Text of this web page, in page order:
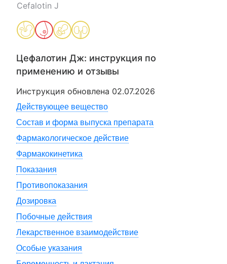
Cefalotin J
Цефалотин Дж: инструкция по
применению и отзывы
Инструкция обновлена 02.07.2026
Действующее вещество
Состав и форма выпуска препарата
Фармакологическое действие
Фармакокинетика
Показания
Противопоказания
Дозировка
Побочные действия
Лекарственное взаимодействие
Особые указания